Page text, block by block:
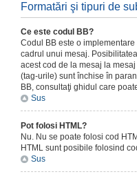
Formatări şi tipuri de
Ce este codul BB?
Codul BB este o
cadrul unui mesaj.
acest cod de la mesaj la
(tag-urile) sunt închise în
BB, consultaţi ghidul care
Sus
Pot folosi HTML?
Nu. Nu se poate folosi cod
HTML sunt posibile folosind
Sus